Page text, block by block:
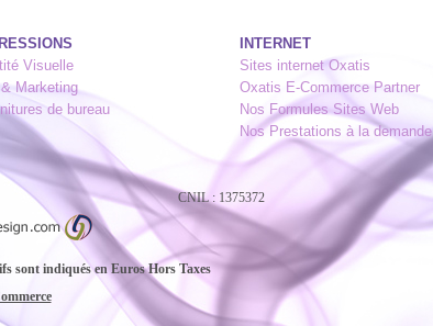
INTERNET
Visuelle
Sites internet Oxatis
Marketing
Oxatis E-Commerce Partner
de bureau
Nos Formules Sites Web
Nos Prestations à la demande
CNIL : 1375372
sont indiqués en Euros Hors Taxes